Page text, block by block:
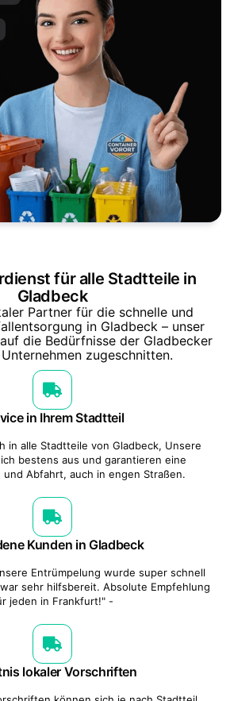
für alle Stadtteile in
Gladbeck
Partner für die schnelle und
in Gladbeck – unser
die Bedürfnisse der Gladbecker
zugeschnitten.
in Ihrem Stadtteil
in alle Stadtteile von Gladbeck, Unsere
bestens aus und garantieren eine
und Abfahrt, auch in engen Straßen.
Kunden in Gladbeck
Entrümpelung wurde super schnell
sehr hilfsbereit. Absolute Empfehlung
jeden in Frankfurt!" -
lokaler Vorschriften